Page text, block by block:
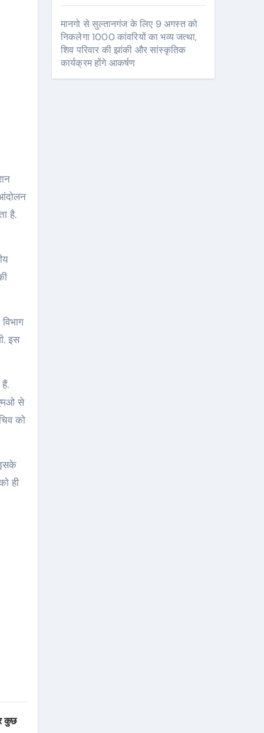
है.
इस
से
को
ही
कुछ
मानगो से सुल्तानगंज के लिए 9 अगस्त को
निकलेगा 1000 कांवरियों का भव्य जत्था,
शिव परिवार की झांकी और सांस्कृतिक
कार्यक्रम होंगे आकर्षण